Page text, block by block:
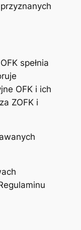
spełnia
OFK i ich
ZOFK i